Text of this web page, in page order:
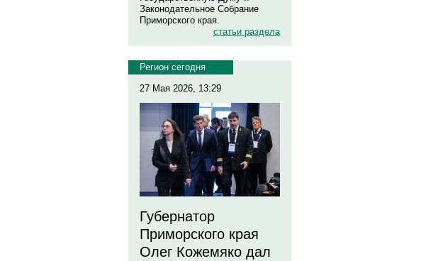
Законодательное Собрание
Приморского края.
статьи раздела
Регион сегодня
27 Мая 2026, 13:29
Губернатор
Приморского края
Олег Кожемяко дал